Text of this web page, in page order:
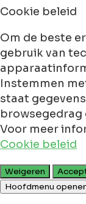
Cookie beleid
Om de beste
gebruik van
Instemmen
staat
browsegedrag
Voor meer
Cookie beleid
Weigeren
Hoofdmenu